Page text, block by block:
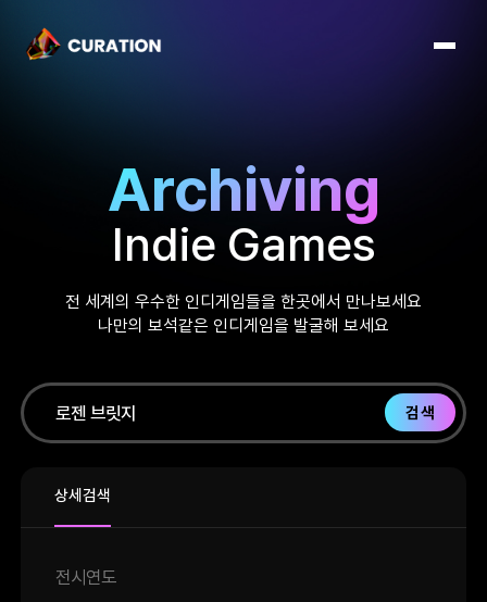
Archiving
Indie Games
전 세계의 우수한 인디게임들을 한곳에서 만나보세요
나만의 보석같은 인디게임을 발굴해 보세요
검색
상세검색
전시연도